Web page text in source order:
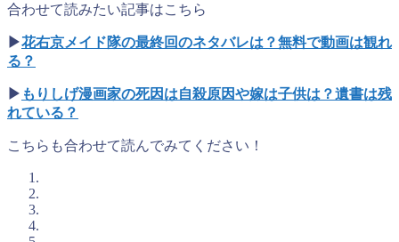
合わせて読みたい記事はこちら
▶花右京メイド隊の最終回のネタバレは？無料で動画は観れ
る？
▶ もりしげ漫画家の死因は自殺原因や嫁は子供は？遺書は残
れている？
こちらも合わせて読んでみてください！